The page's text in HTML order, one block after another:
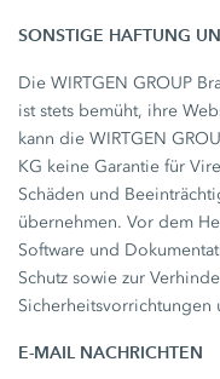
SONSTIGE HAFTUNG
Die WIRTGEN GROUP
ist stets bemüht, ihre
kann die WIRTGEN
KG keine Garantie für
Schäden und
übernehmen. Vor dem
Software und
Schutz sowie zur
Sicherheitsvorrichtungen
E-MAIL NACHRICHTEN